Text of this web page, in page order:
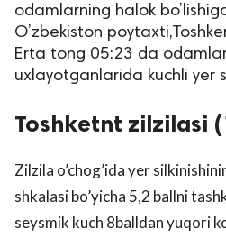
защищены.
odamlarning halok
O’zbekiston
Erta tong 05:23 da
uxlayotganlarida kuchli yer
Toshketnt zilzilasi
Zilzila o’chog’ida yer
shkalasi bo’yicha 5,2 ballni
seysmik kuch 8balldan yuqori